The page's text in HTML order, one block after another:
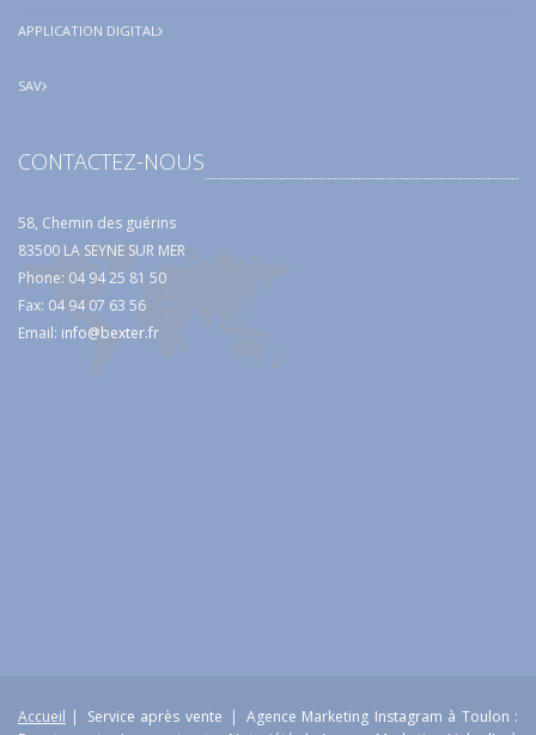
APPLICATION DIGITAL
SAV
CONTACTEZ-NOUS
58, Chemin des guérins
83500 LA SEYNE SUR MER
Phone: 04 94 25 81 50
Fax: 04 94 07 63 56
Email: info@bexter.fr
Accueil | Service après vente | Agence Marketing Instagram à Toulon :